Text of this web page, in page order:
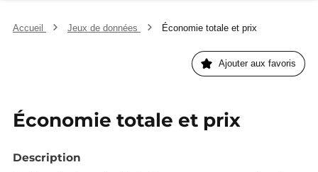
Accueil Jeux de données Économie totale et prix
Ajouter aux favoris
Économie totale et prix
Description